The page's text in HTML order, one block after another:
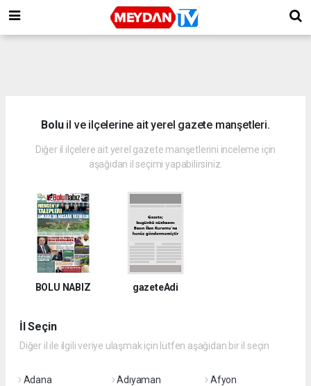
Boluil ve ilçelerine ait yerel gazete manşetleri.
Diğer il ilçelere ait yerel gazete manşetlerini inceleme için
aşağıdan il seçimi yapabilirsiniz.
BOLU NABIZ gazeteAdi
İl Seçin
Diğer il ile ilgili veriye ulaşmak için lütfen aşağıdan bir il seçin
Adana Adıyaman
Afyon